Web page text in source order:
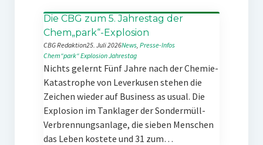
Die CBG zum 5. Jahrestag der
Chem„park“-Explosion
CBG Redaktion25. Juli 2026News, Presse-Infos
Chem“park“ExplosionJahrestag
Nichts gelernt Fünf Jahre nach der Chemie-
Katastrophe von Leverkusen stehen die
Zeichen wieder auf Business as usual. Die
Explosion im Tanklager der Sondermüll-
Verbrennungsanlage, die sieben Menschen
das Leben kostete und 31 zum…